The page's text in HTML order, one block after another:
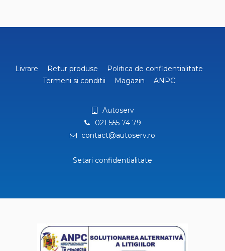
Livrare Retur produse
Politica de confidentialitate
Termeni si conditii
Magazin ANPC
Autoserv
021 555 74 79
contact@autoserv.ro
Setari confidentialitate